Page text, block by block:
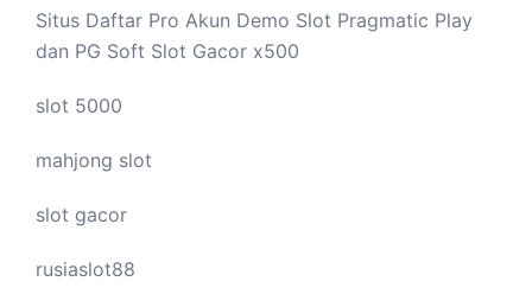
Situs Daftar Pro Akun Demo Slot Pragmatic Play
dan PG Soft Slot Gacor x500
slot 5000
mahjong slot
slot gacor
rusiaslot88